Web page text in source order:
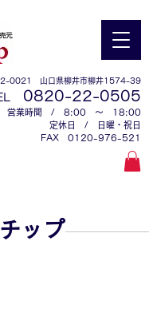
0021 山口県柳井市柳井1574-39
0820-22-0505
営業時間 / 8:00 ～ 18:00
定休日 / 日曜・祝日
​FAX 0120-976-521
ップ